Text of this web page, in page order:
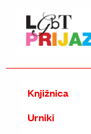
Knjižnica
Urniki